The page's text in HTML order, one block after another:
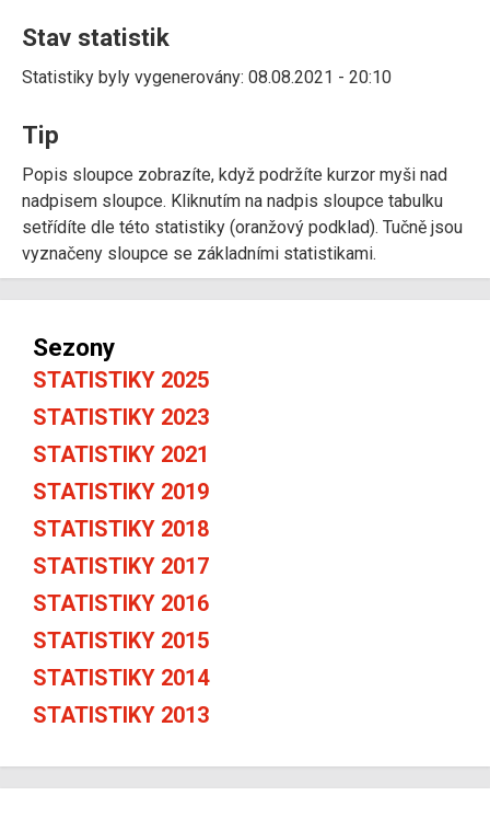
Stav statistik
Statistiky byly vygenerovány: 08.08.2021 - 20:10
Tip
Popis sloupce zobrazíte, když podržíte kurzor myši nad
nadpisem sloupce. Kliknutím na nadpis sloupce tabulku
setřídíte dle této statistiky (oranžový podklad). Tučně jsou
vyznačeny sloupce se základními statistikami.
Sezony
STATISTIKY 2025
STATISTIKY 2023
STATISTIKY 2021
STATISTIKY 2019
STATISTIKY 2018
STATISTIKY 2017
STATISTIKY 2016
STATISTIKY 2015
STATISTIKY 2014
STATISTIKY 2013